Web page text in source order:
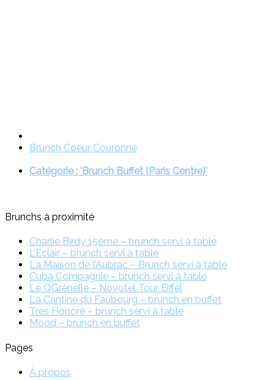
Brunch Coeur Couronné
Catégorie : 'Brunch Buffet (Paris Centre)'
Brunchs à proximité
Charlie Birdy 15ème – brunch servi à table
L’Eclair – brunch servi à table
La Maison de l’Aubrac – Brunch servi à table
Cuba Compagnie – brunch servi à table
Le QGrenelle – Novotel Tour Eiffel
La Cantine du Faubourg – brunch en buffet
Très Honoré – brunch servi à table
Mood – brunch en buffet
Pages
À propos